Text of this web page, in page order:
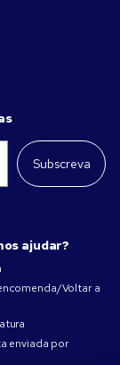
Subscreva
ajudar?
Voltar a
enviada por